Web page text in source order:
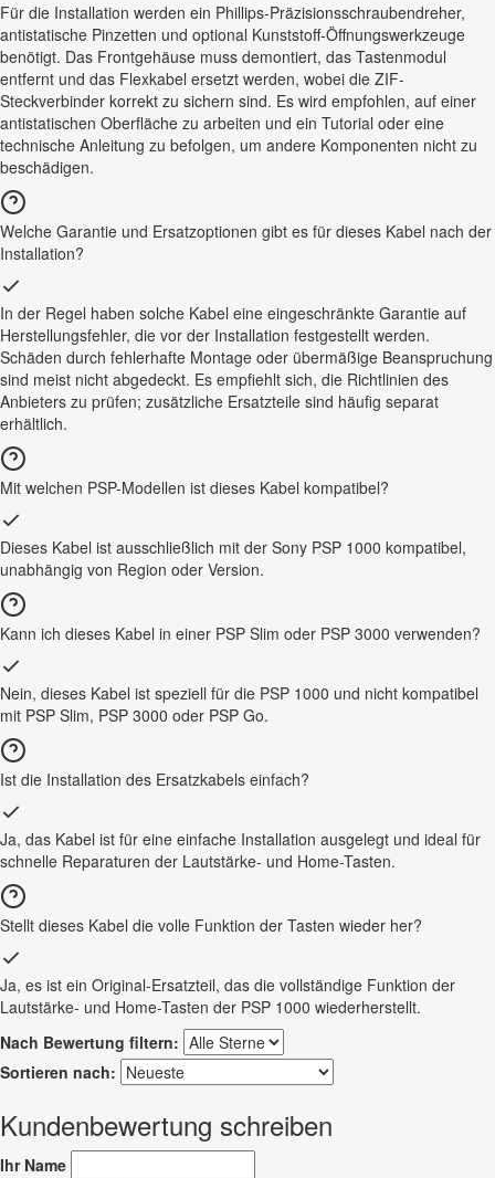
Für die Installation werden ein Phillips-Präzisionsschraubendreher,
antistatische Pinzetten und optional Kunststoff-Öffnungswerkzeuge
benötigt. Das Frontgehäuse muss demontiert, das Tastenmodul
entfernt und das Flexkabel ersetzt werden, wobei die ZIF-
Steckverbinder korrekt zu sichern sind. Es wird empfohlen, auf einer
antistatischen Oberfläche zu arbeiten und ein Tutorial oder eine
technische Anleitung zu befolgen, um andere Komponenten nicht zu
beschädigen.
Welche Garantie und Ersatzoptionen gibt es für dieses Kabel nach der
Installation?
In der Regel haben solche Kabel eine eingeschränkte Garantie auf
Herstellungsfehler, die vor der Installation festgestellt werden.
Schäden durch fehlerhafte Montage oder übermäßige Beanspruchung
sind meist nicht abgedeckt. Es empfiehlt sich, die Richtlinien des
Anbieters zu prüfen; zusätzliche Ersatzteile sind häufig separat
erhältlich.
Mit welchen PSP-Modellen ist dieses Kabel kompatibel?
Dieses Kabel ist ausschließlich mit der Sony PSP 1000 kompatibel,
unabhängig von Region oder Version.
Kann ich dieses Kabel in einer PSP Slim oder PSP 3000 verwenden?
Nein, dieses Kabel ist speziell für die PSP 1000 und nicht kompatibel
mit PSP Slim, PSP 3000 oder PSP Go.
Ist die Installation des Ersatzkabels einfach?
Ja, das Kabel ist für eine einfache Installation ausgelegt und ideal für
schnelle Reparaturen der Lautstärke- und Home-Tasten.
Stellt dieses Kabel die volle Funktion der Tasten wieder her?
Ja, es ist ein Original-Ersatzteil, das die vollständige Funktion der
Lautstärke- und Home-Tasten der PSP 1000 wiederherstellt.
Nach Bewertung filtern:
Sortieren nach:
Kundenbewertung schreiben
Ihr Name